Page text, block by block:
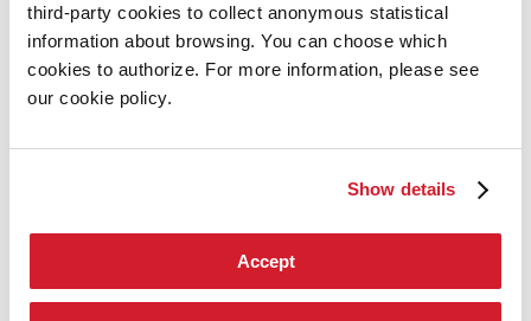
third-party cookies to collect anonymous statistical
information about browsing. You can choose which
cookies to authorize. For more information, please see
our cookie policy.
Show details
Accept
Architettura 2027
Architettura
2027
Mostra
Partecipazioni Nazionali (procedura)
Edizioni passate
Servizi al pubblico